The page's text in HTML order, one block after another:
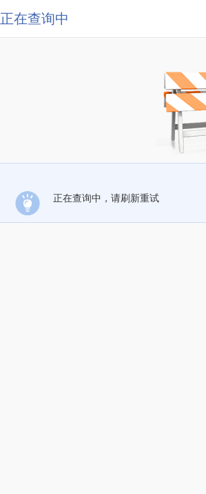
正在查询中
正在查询中，请刷新重试